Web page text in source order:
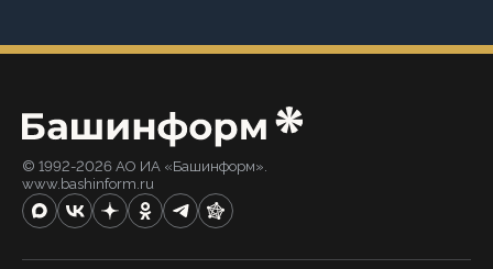
© 1992-2026 АО ИА «Башинформ».
www.bashinform.ru